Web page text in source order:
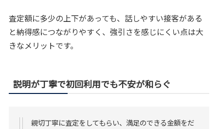
査定額に多少の上下があっても、話しやすい接客がある
と納得感につながりやすく、強引さを感じにくい点は大
きなメリットです。
説明が丁寧で初回利用でも不安が和らぐ
親切丁寧に査定をしてもらい、満足のできる金額をだ